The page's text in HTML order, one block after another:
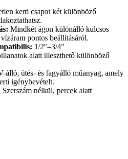
kerti csapot két különböző
Mindkét ágon különálló kulcsos
pontos beállításáról.
1/2″–3/4″
alatt illeszthető különböző
álló, ütés- és fagyálló műanyag, amely
igénybevételt.
Szerszám nélkül, percek alatt